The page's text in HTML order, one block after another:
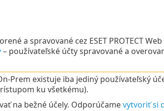
a spravované cez ESET PROTECT
– používateľské účty spravované a
Prem existuje iba jediný používateľský
ku všetkému).
na bežné účely. Odporúčamevytvoriť si